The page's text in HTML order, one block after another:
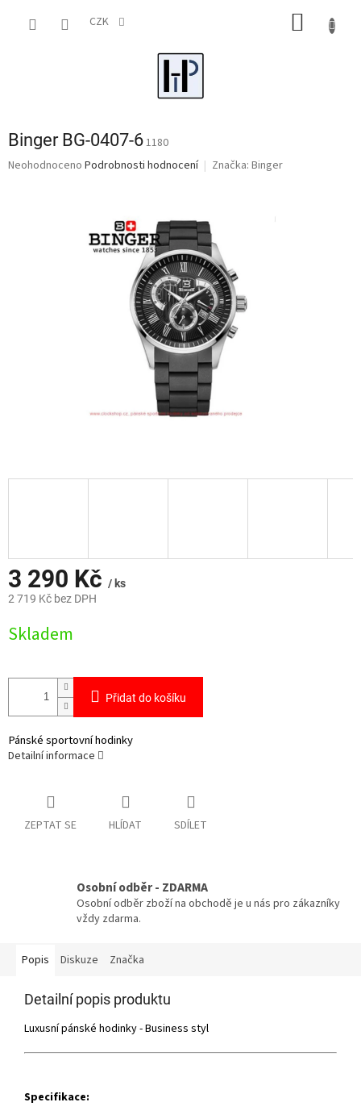
CZK
Binger BG-0407-61180
Průměrné
Neohodnoceno Podrobnosti hodnocení Značka: Binger
3 290 Kč / ks
2 719 Kč bez DPH
cena:
Skladem
Přidat do košíku
Pánské sportovní hodinky
Detailní informace
ZEPTAT SE HLÍDAT SDÍLET
Osobní odběr - ZDARMA
Osobní odběr zboží na obchodě je u nás pro zákazníky
vždy zdarma.
Popis Diskuze Značka
Detailní popis produktu
Luxusní pánské hodinky - Business styl
Specifikace: